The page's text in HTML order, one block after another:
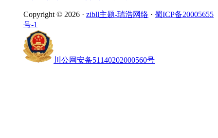
Copyright © 2026 · zibll主题-瑞浩网络 · 蜀ICP备20005655
号-1
川公网安备51140202000560号